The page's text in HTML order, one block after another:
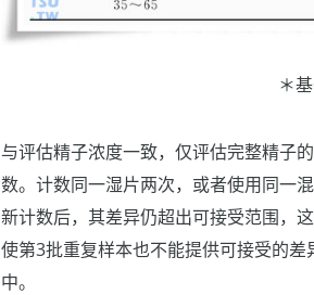
＊
与评估精子浓度一致，仅评估完整精子
数。计数同一湿片两次，或者使用同一
新计数后，其差异仍超出可接受范围，
使第3批重复样本也不能提供可接受的
中。